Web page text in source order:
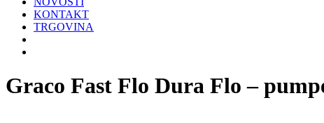
KONTAKT
TRGOVINA
Graco Fast Flo Dura Flo –